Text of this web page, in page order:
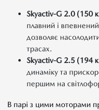
Skyactiv-G 2.0 (150
плавний і
дозволяє
трасах.
Skyactiv-G 2.5 (194
динаміку та
першим на
В парі з цими моторами